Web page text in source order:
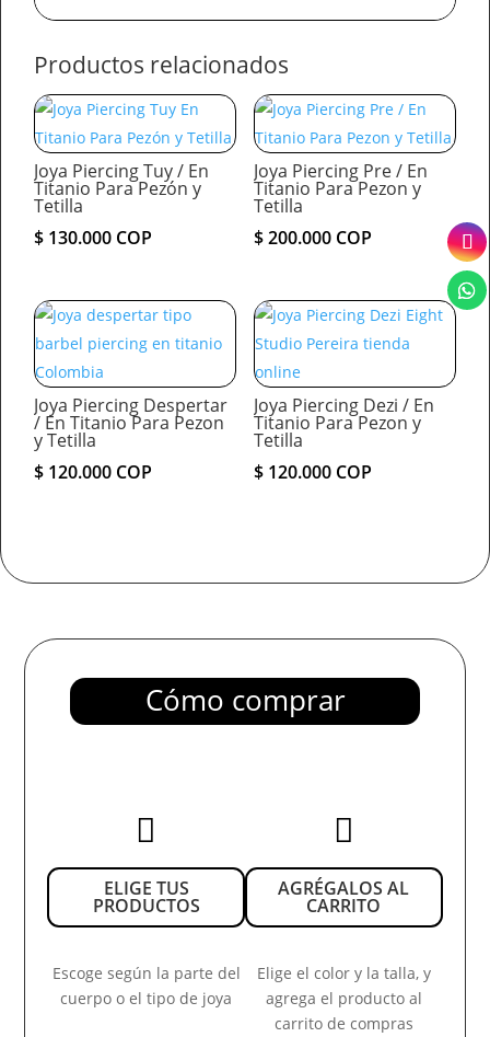
Productos relacionados
Joya Piercing Tuy / En
Titanio Para Pezón y
Tetilla
$ 130.000 COP
Joya Piercing Pre / En
Titanio Para Pezon y
Tetilla
$200.000COP
Joya Piercing Despertar
/ En Titanio Para Pezon
y Tetilla
$ 120.000 COP
Joya Piercing Dezi / En
Titanio Para Pezon y
Tetilla
$120.000COP
Cómo comprar

ELIGE TUS
PRODUCTOS
Escoge según la parte del
cuerpo o el tipo de joya

AGRÉGALOS AL
CARRITO
Elige el color y la talla, y
agrega el producto al
carrito de compras